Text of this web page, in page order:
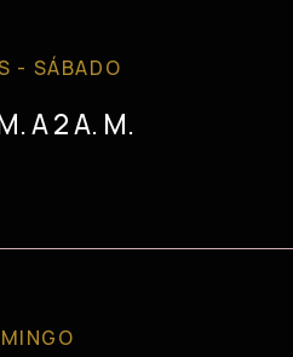
- SÁBADO
A 2 A. M.